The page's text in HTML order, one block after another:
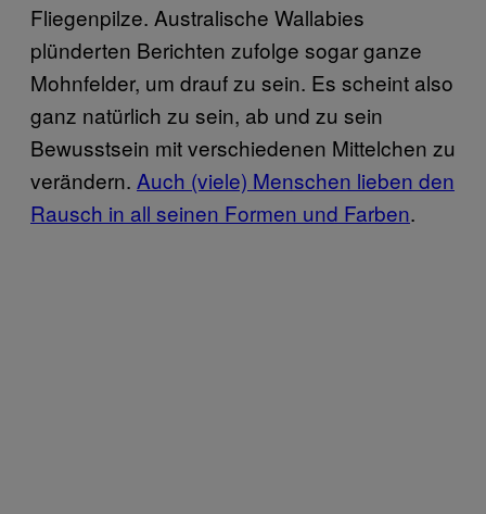
Fliegenpilze. Australische Wallabies
plünderten Berichten zufolge sogar ganze
Mohnfelder, um drauf zu sein. Es scheint also
ganz natürlich zu sein, ab und zu sein
Bewusstsein mit verschiedenen Mittelchen zu
verändern. Auch (viele) Menschen lieben den
Rausch in all seinen Formen und Farben.